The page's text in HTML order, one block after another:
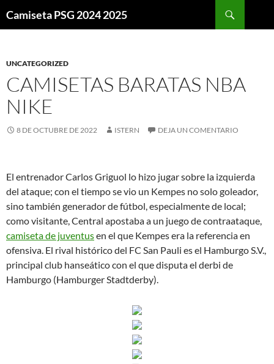
Camiseta PSG 2024 2025
UNCATEGORIZED
CAMISETAS BARATAS NBA
NIKE
8 DE OCTUBRE DE 2022 ISTERN DEJA UN COMENTARIO
El entrenador Carlos Griguol lo hizo jugar sobre la izquierda
del ataque; con el tiempo se vio un Kempes no solo goleador,
sino también generador de fútbol, especialmente de local;
como visitante, Central apostaba a un juego de contraataque,
camiseta de juventusen el que Kempes era la referencia en
ofensiva. El rival histórico del FC San Pauli es el Hamburgo S.V.,
principal club hanseático con el que disputa el derbi de
Hamburgo (Hamburger Stadtderby).